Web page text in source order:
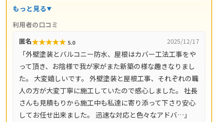
の外まわり全般をワンストップで手掛けています。施工は
ない体制で品質を守っているのが特徴。対人・対物賠償責
任保険（AIG損保の工事保険）に加入しており、万一の備
えも明確です。無料点検・無料ヒアリング・無料お見積も
りに対応し、営業時間は9時〜18時（不定休）。横浜市・
川崎市・相模原市をはじめ神奈川県全域（33市町村）と東
京都23区で対応しています。
もっと見る
利用者の口コミ
匿名★★★★★ 5.0 2025/12/17
「外壁塗装とバルコニー防水、屋根はカバー工法工事をや
って頂き、お陰様で我が家がまた新築の様な趣きなりまし
た。 大変嬉しいです。 外壁塗装と屋根工事、それぞれの職
人の方が大変丁寧に施工していたので感心しました。 社長
さんも見積もりから施工中も私達に寄り添って下さり安心
してお任せ出来ました。 迅速な対応と色々なアドバ…」